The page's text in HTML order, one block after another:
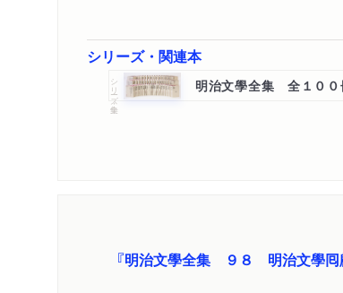
シリーズ・関連本
シリーズ・全集 明治文學全集 全１００
『明治文學全集 ９８ 明治文學囘